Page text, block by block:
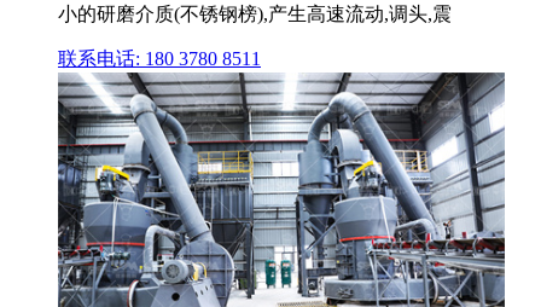
小的研磨介质(不锈钢榜),产生高速流动,调头,震
联系电话: 180 3780 8511